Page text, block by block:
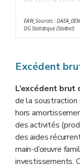
augmente avant
enregistre un
un niveau un peu
EAW_Sources :
DG Statistique (Statbel)
Excédent
L’excédent brut
de la soustraction
hors
des activités
des aides
main-d’œuvre
investissements.